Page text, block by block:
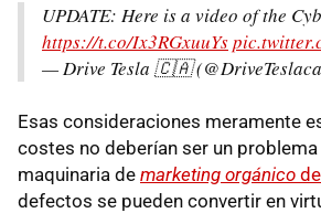
UPDATE: Here is a video of the
https://t.co/Ix3RGxuuYs
— Drive Tesla 🇨🇦
Esas consideraciones meramente
costes no deberían ser un
maquinaria de marketing orgánico
defectos se pueden convertir en